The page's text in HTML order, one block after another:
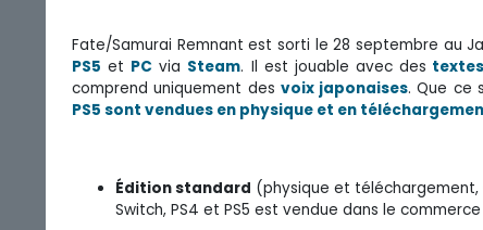
Fate/Samurai Remnant est sorti le 28 septembre au
PS5 et PC via Steam. Il est jouable avec des
comprend uniquement des voix japonaises. Que ce
PS5 sont vendues en physique et en
Édition standard (physique et téléchargement,
Switch, PS4 et PS5 est vendue dans le